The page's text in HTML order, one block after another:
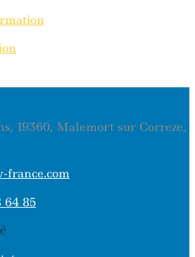
19360, Malemort sur Correze,
france.com
64 85